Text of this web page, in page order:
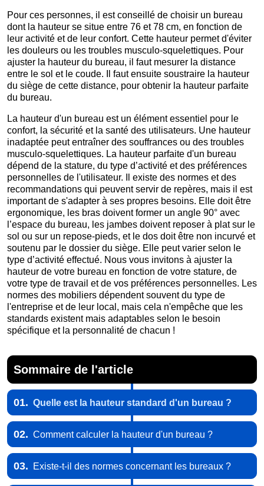
Pour ces personnes, il est conseillé de choisir un bureau
dont la hauteur se situe entre 76 et 78 cm, en fonction de
leur activité et de leur confort. Cette hauteur permet d'éviter
les douleurs ou les troubles musculo-squelettiques. Pour
ajuster la hauteur du bureau, il faut mesurer la distance
entre le sol et le coude. Il faut ensuite soustraire la hauteur
du siège de cette distance, pour obtenir la hauteur parfaite
du bureau.
La hauteur d'un bureau est un élément essentiel pour le
confort, la sécurité et la santé des utilisateurs. Une hauteur
inadaptée peut entraîner des souffrances ou des troubles
musculo-squelettiques. La hauteur parfaite d'un bureau
dépend de la stature, du type d’activité et des préférences
personnelles de l'utilisateur. Il existe des normes et des
recommandations qui peuvent servir de repères, mais il est
important de s'adapter à ses propres besoins. Elle doit être
ergonomique, les bras doivent former un angle 90° avec
l’espace du bureau, les jambes doivent reposer à plat sur le
sol ou sur un repose-pieds, et le dos doit être non incurvé et
soutenu par le dossier du siège. Elle peut varier selon le
type d’activité effectué. Nous vous invitons à ajuster la
hauteur de votre bureau en fonction de votre stature, de
votre type de travail et de vos préférences personnelles. Les
normes des mobiliers dépendent souvent du type de
l'entreprise et de leur local, mais cela n'empêche que les
standards existent mais adaptables selon le besoin
spécifique et la personnalité de chacun !
Sommaire de l'article
01. Quelle est la hauteur standard d'un bureau ?
02. Comment calculer la hauteur d'un bureau ?
03. Existe-t-il des normes concernant les bureaux ?